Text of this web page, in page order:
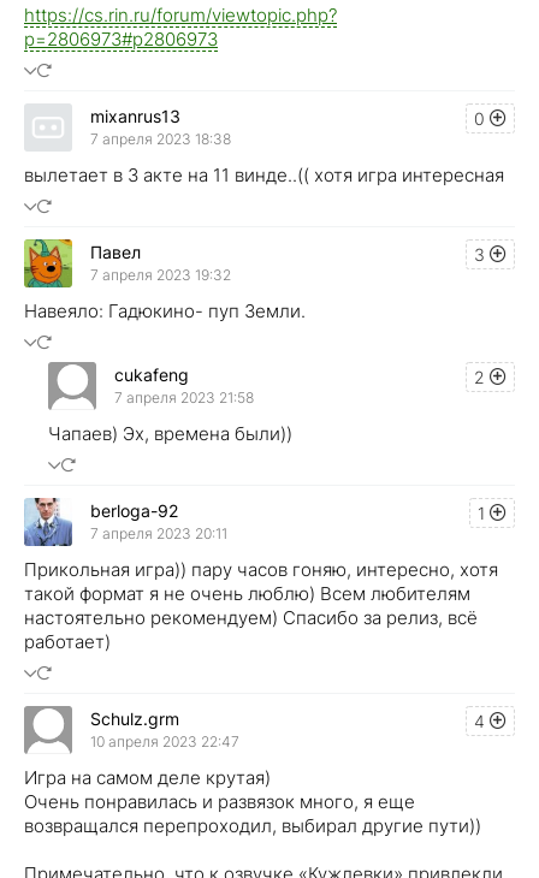
https://cs.rin.ru/forum/viewtopic.php?
p=2806973#p2806973
0
mixanrus13
7 апреля 2023 18:38
вылетает в 3 акте на 11 винде..(( хотя игра интересная
3
Павел
7 апреля 2023 19:32
Навеяло: Гадюкино- пуп Земли.
2
cukafeng
7 апреля 2023 21:58
Чапаев) Эх, времена были))
1
berloga-92
7 апреля 2023 20:11
Прикольная игра)) пару часов гоняю, интересно, хотя
такой формат я не очень люблю) Всем любителям
настоятельно рекомендуем) Спасибо за релиз, всё
работает)
4
Schulz.grm
10 апреля 2023 22:47
Игра на самом деле крутая)
Очень понравилась и развязок много, я еще
возвращался перепроходил, выбирал другие пути))